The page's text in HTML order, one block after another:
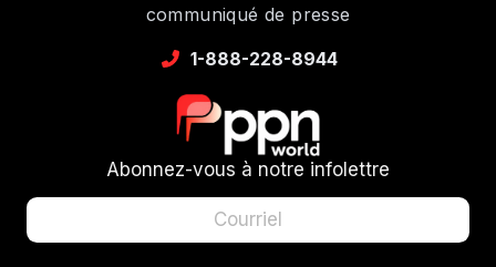
communiqué de presse
1-888-228-8944
Abonnez-vous à notre infolettre